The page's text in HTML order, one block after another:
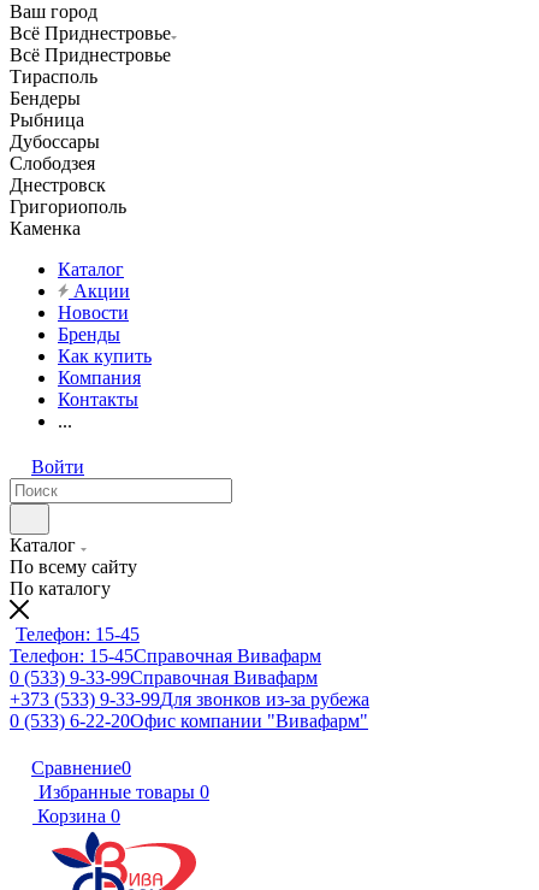
Ваш город
Всё Приднестровье
Всё Приднестровье
Тирасполь
Бендеры
Рыбница
Дубоссары
Слободзея
Днестровск
Григориополь
Каменка
Каталог
Акции
Новости
Бренды
Как купить
Компания
Контакты
...
Войти
Каталог
По всему сайту
По каталогу
Телефон: 15-45
Телефон: 15-45Справочная Вивафарм
0 (533) 9-33-99Справочная Вивафарм
+373 (533) 9-33-99Для звонков из-за рубежа
0 (533) 6-22-20Офис компании "Вивафарм"
Сравнение0
Избранные товары 0
Корзина 0